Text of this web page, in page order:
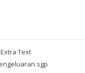
Extra Text
sgp